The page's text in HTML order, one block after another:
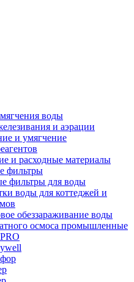
воды
и аэрации
и умягчение
и расходные материалы
фильтры
фильтры для воды
воды для коттеджей и
обеззараживание воды
осмоса промышленные